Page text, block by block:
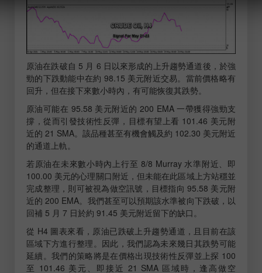
原油在跌破自 5 月 6 日以來形成的上升趨勢通道後，於強
勁的下跌動能中在約 98.15 美元附近交易。當前價格略有
回升，但在接下來數小時內，有可能恢復其跌勢。
原油可能在 95.58 美元附近的 200 EMA 一帶獲得強勁支
撐，從而引發技術性反彈，目標有望上看 101.46 美元附
近的 21 SMA。該品種甚至有機會觸及約 102.30 美元附近
的通道上軌。
若原油在未來數小時內上行至 8/8 Murray 水準附近、即
100.00 美元的心理關口附近，但未能在此區域上方站穩並
完成整理，則可被視為做空訊號，目標指向 95.58 美元附
近的 200 EMA。我們甚至可以預期該水準被向下跌破，以
回補 5 月 7 日於約 91.45 美元附近留下的缺口。
從 H4 圖表來看，原油已跌破上升趨勢通道，且目前在該
區域下方進行整理。因此，我們認為未來幾日其跌勢可能
延續。我們的策略將是在價格出現技術性反彈並上探 100
至 101.46 美元、即接近 21 SMA 區域時，逢高做空